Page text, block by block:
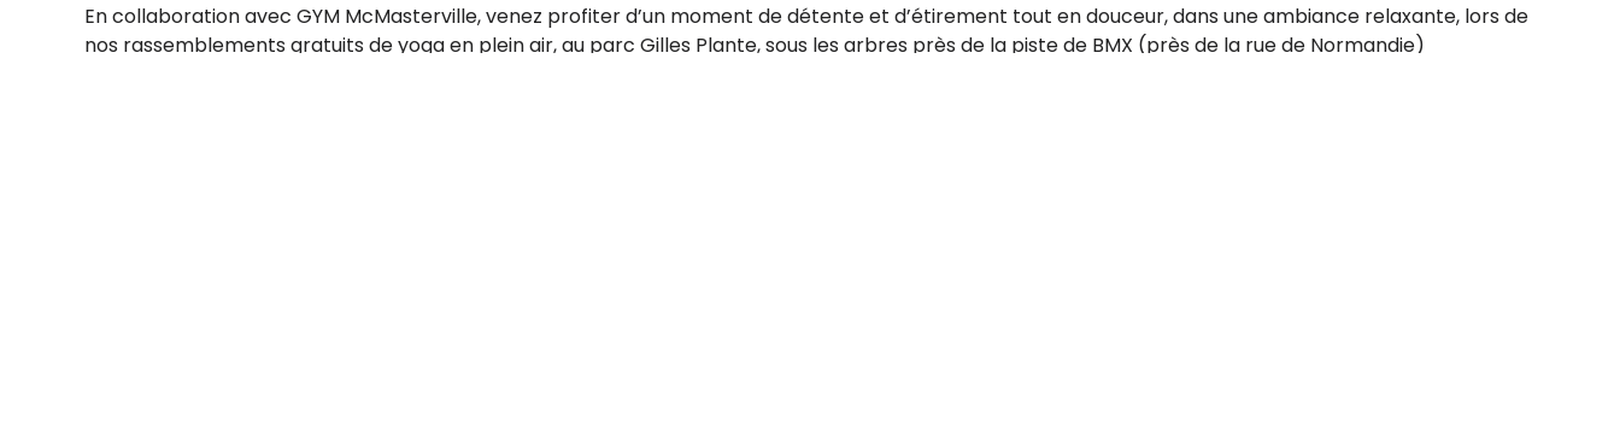
En collaboration avec GYM McMasterville, venez profiter d’un moment de détente et d’étirement tout en douceur, dans une ambiance relaxante, lors de
nos rassemblements gratuits de yoga en plein air, au parc Gilles Plante, sous les arbres près de la piste de BMX (près de la rue de Normandie)